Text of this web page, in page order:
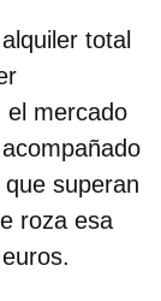
total
el mercado
superan
roza esa